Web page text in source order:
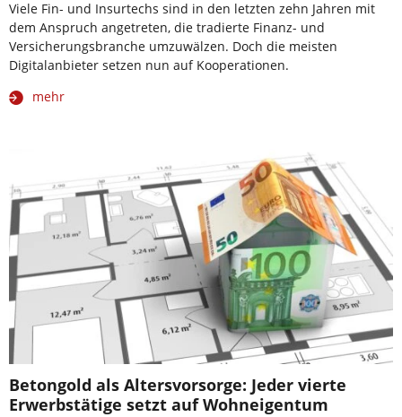
Viele Fin- und Insurtechs sind in den letzten zehn Jahren mit
dem Anspruch angetreten, die tradierte Finanz- und
Versicherungsbranche umzuwälzen. Doch die meisten
Digitalanbieter setzen nun auf Kooperationen.
mehr
Betongold als Altersvorsorge: Jeder vierte
Erwerbstätige setzt auf Wohneigentum